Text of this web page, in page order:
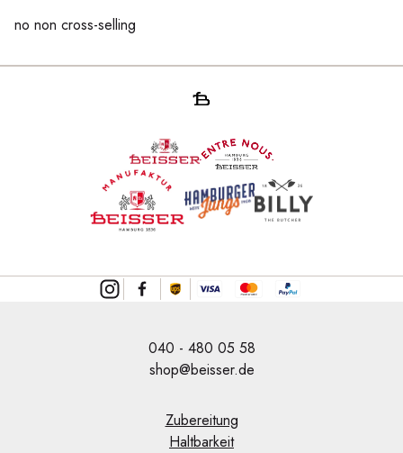
no non cross-selling
040 - 480 05 58
shop@beisser.de
Zubereitung
Haltbarkeit